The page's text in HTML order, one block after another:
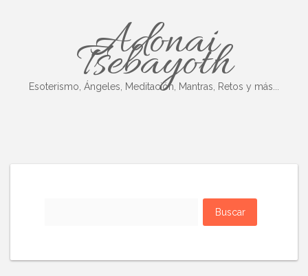
Adonai
Tsebayoth
Esoterismo, Ángeles, Meditación, Mantras, Retos y más...